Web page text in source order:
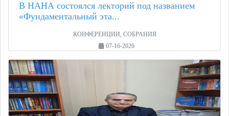
В НАНА состоялся лекторий под названием
«Фундаментальный эта...
КОНФЕРЕНЦИИ, СОБРАНИЯ
07-16-2026